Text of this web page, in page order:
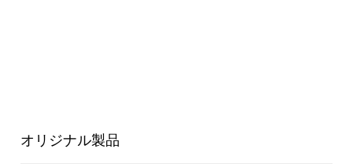
オリジナル製品